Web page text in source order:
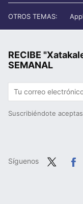
OTROS TEMAS:
RECIBE
SEMANAL
Suscribiéndote
Síguenos